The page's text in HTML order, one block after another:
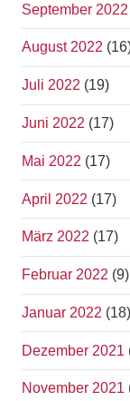
September 2022
August 2022
Juli 2022 (19)
Juni 2022 (17)
Mai 2022 (17)
April 2022 (17)
März 2022 (17)
Februar 2022 (9)
Januar 2022 (18)
Dezember 2021
November 2021